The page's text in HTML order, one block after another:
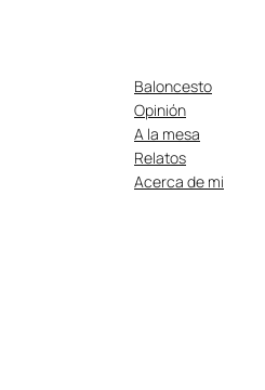
Baloncesto
Opinión
A la mesa
Relatos
Acerca de mi